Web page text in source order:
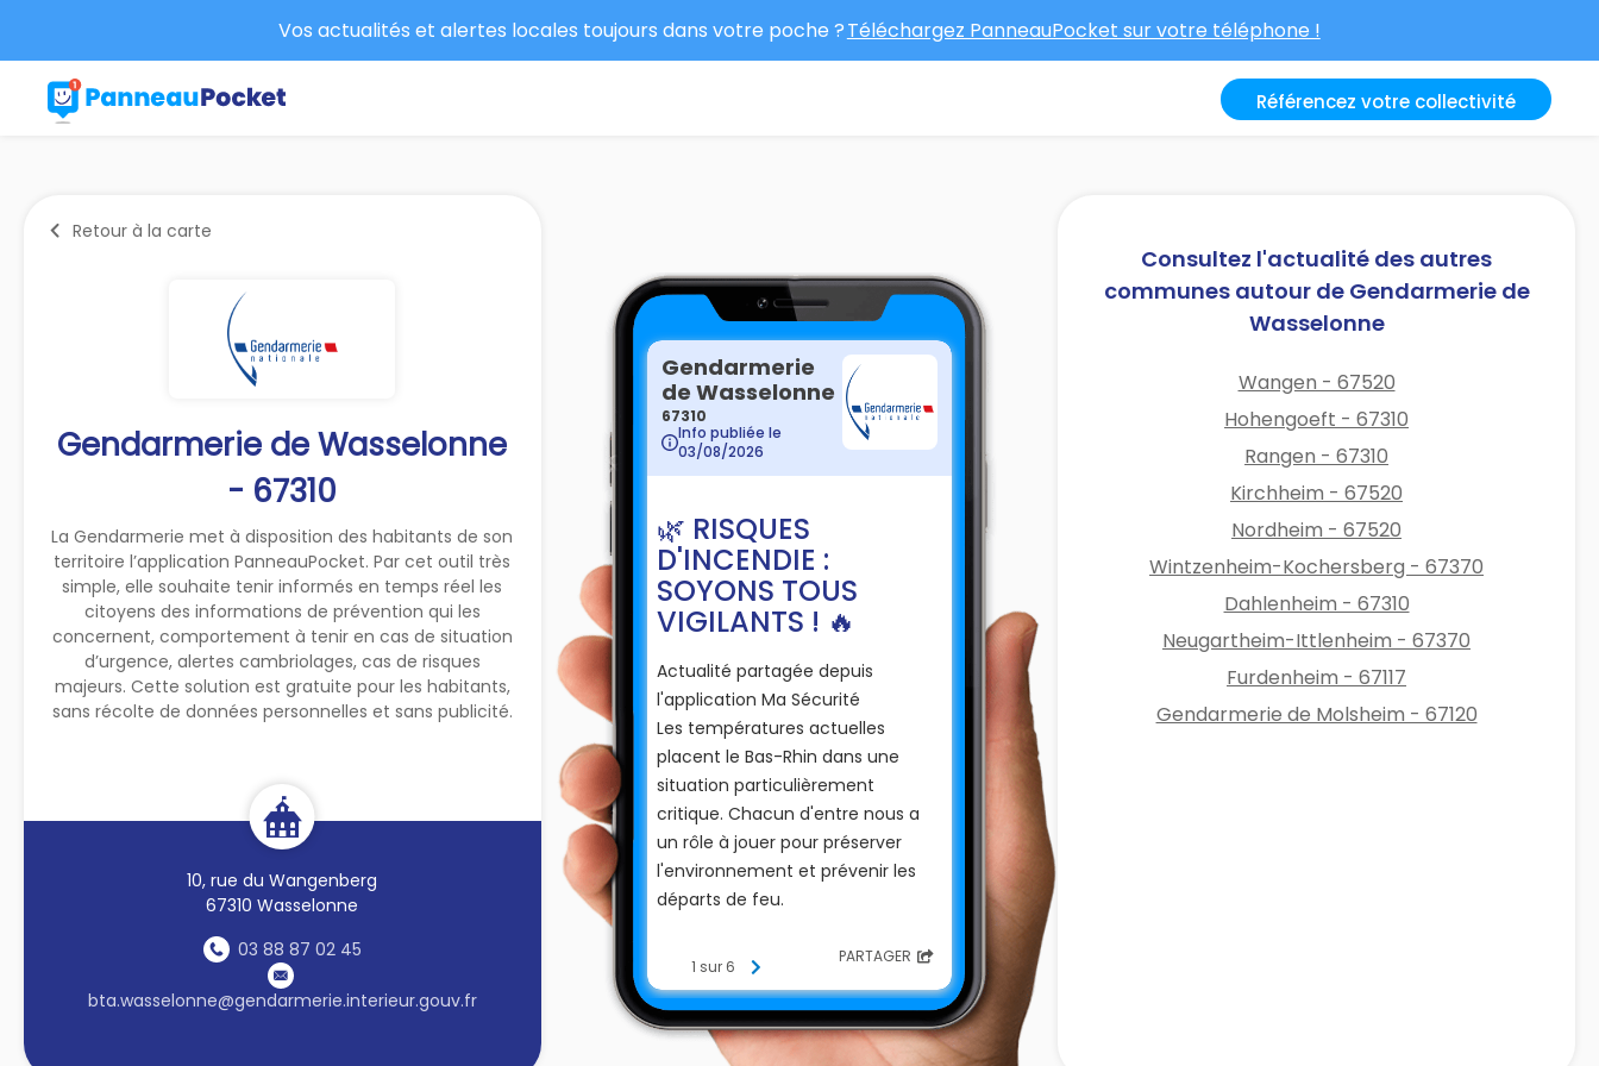
Vos actualités et alertes locales toujours dans votre poche ?Téléchargez PanneauPocket sur votre téléphone !
Référencez votre collectivité
Retour à la carte
Gendarmerie de Wasselonne
- 67310
La Gendarmerie met à disposition des habitants de son
territoire l’application PanneauPocket. Par cet outil très
simple, elle souhaite tenir informés en temps réel les
citoyens des informations de prévention qui les
concernent, comportement à tenir en cas de situation
d’urgence, alertes cambriolages, cas de risques
majeurs. Cette solution est gratuite pour les habitants,
sans récolte de données personnelles et sans publicité.
10, rue du Wangenberg
67310 Wasselonne
03 88 87 02 45
bta.wasselonne@gendarmerie.interieur.gouv.fr
Gendarmerie
de Wasselonne
67310
Info publiée le
03/08/2026
🌿 RISQUES
D'INCENDIE :
SOYONS TOUS
VIGILANTS ! 🔥
Actualité partagée depuis
l'application Ma Sécurité
Les températures actuelles
placent le Bas-Rhin dans une
situation particulièrement
critique. Chacun d'entre nous a
un rôle à jouer pour préserver
l'environnement et prévenir les
départs de feu.
💧 Respectez les restrictions
d'usage de l'eau en vigueur sur les
communes en consultant le site
https://vigieau.gouv.fr
1 sur 6 PARTAGER
Consultez l'actualité des autres
communes autour de Gendarmerie de
Wasselonne
Wangen - 67520
Hohengoeft - 67310
Rangen - 67310
Kirchheim - 67520
Nordheim - 67520
Wintzenheim-Kochersberg - 67370
Dahlenheim - 67310
Neugartheim-Ittlenheim - 67370
Furdenheim - 67117
Gendarmerie de Molsheim - 67120